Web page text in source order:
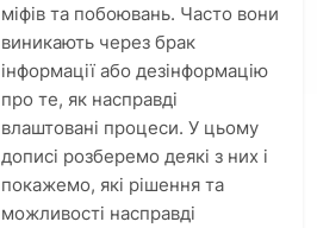
міфів та побоювань. Часто вони
виникають через брак
інформації або дезінформацію
про те, як насправді
влаштовані процеси. У цьому
дописі розберемо деякі з них і
покажемо, які рішення та
можливості насправді